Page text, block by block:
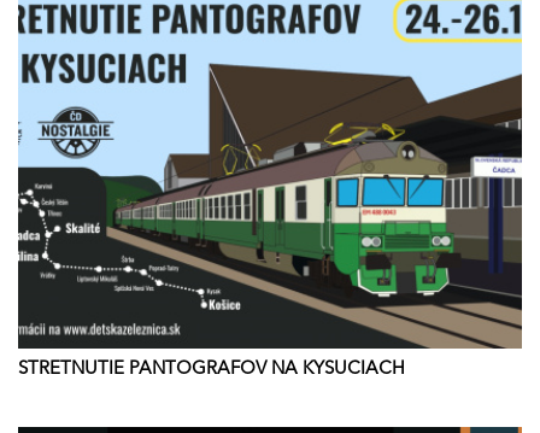
STRETNUTIE PANTOGRAFOV NA KYSUCIACH